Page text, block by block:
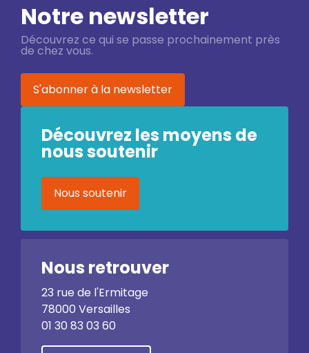
Notre newsletter
Découvrez ce qui se passe prochainement près
de chez vous.
S'abonner à la newsletter
Découvrez les moyens de
nous soutenir
Nous soutenir
Nous retrouver
23 rue de l'Ermitage
78000 Versailles
01 30 83 03 60